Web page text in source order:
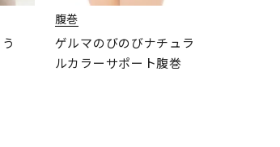
腹巻
ゲルマのびのびナチュラ
ルカラーサポート腹巻